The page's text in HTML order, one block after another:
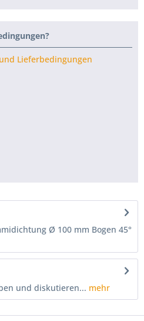
Lieferbedingungen
Ø 100 mm Bogen 45°
und diskutieren... mehr